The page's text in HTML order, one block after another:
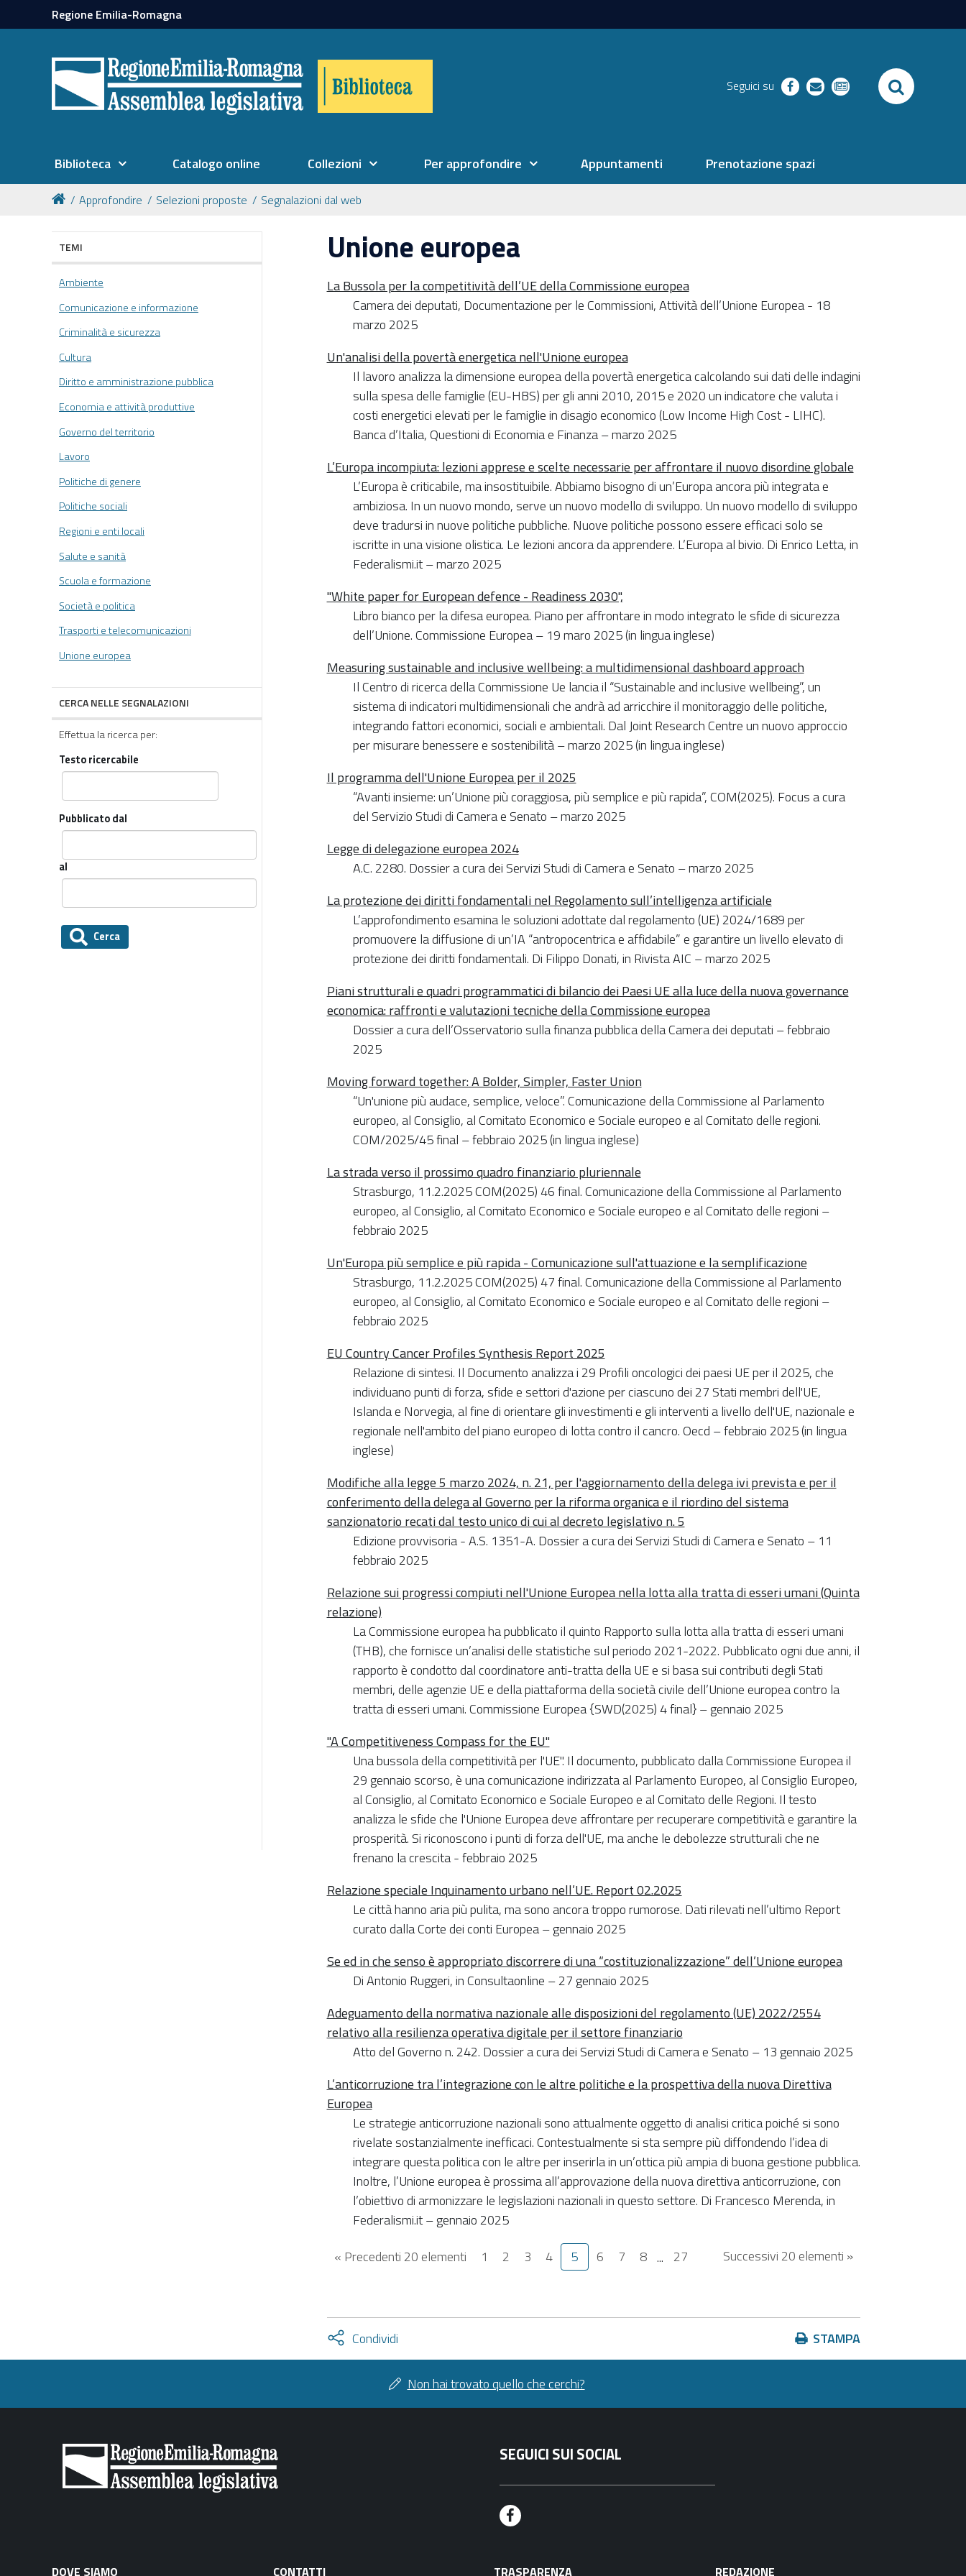
Regione Emilia-Romagna
Seguici su facebookrichiestenewsletter SEARCH
Biblioteca Catalogo online Collezioni Per approfondire Appuntamenti Prenotazione spazi
Approfondire Selezioni proposte Segnalazioni dal web
Unione europea
La Bussola per la competitività dell’UE della Commissione europea
Camera dei deputati, Documentazione per le Commissioni, Attività dell’Unione Europea - 18
marzo 2025
Un'analisi della povertà energetica nell'Unione europea
Il lavoro analizza la dimensione europea della povertà energetica calcolando sui dati delle indagini
sulla spesa delle famiglie (EU-HBS) per gli anni 2010, 2015 e 2020 un indicatore che valuta i
costi energetici elevati per le famiglie in disagio economico (Low Income High Cost - LIHC).
Banca d’Italia, Questioni di Economia e Finanza – marzo 2025
L’Europa incompiuta: lezioni apprese e scelte necessarie per affrontare il nuovo disordine globale
L’Europa è criticabile, ma insostituibile. Abbiamo bisogno di un’Europa ancora più integrata e
ambiziosa. In un nuovo mondo, serve un nuovo modello di sviluppo. Un nuovo modello di sviluppo
deve tradursi in nuove politiche pubbliche. Nuove politiche possono essere efficaci solo se
iscritte in una visione olistica. Le lezioni ancora da apprendere. L’Europa al bivio. Di Enrico Letta, in
Federalismi.it – marzo 2025
"White paper for European defence - Readiness 2030",
Libro bianco per la difesa europea. Piano per affrontare in modo integrato le sfide di sicurezza
dell’Unione. Commissione Europea – 19 maro 2025 (in lingua inglese)
Measuring sustainable and inclusive wellbeing: a multidimensional dashboard approach
Il Centro di ricerca della Commissione Ue lancia il “Sustainable and inclusive wellbeing”, un
sistema di indicatori multidimensionali che andrà ad arricchire il monitoraggio delle politiche,
integrando fattori economici, sociali e ambientali. Dal Joint Research Centre un nuovo approccio
per misurare benessere e sostenibilità – marzo 2025 (in lingua inglese)
Il programma dell'Unione Europea per il 2025
“Avanti insieme: un’Unione più coraggiosa, più semplice e più rapida”, COM(2025). Focus a cura
del Servizio Studi di Camera e Senato – marzo 2025
Legge di delegazione europea 2024
A.C. 2280. Dossier a cura dei Servizi Studi di Camera e Senato – marzo 2025
La protezione dei diritti fondamentali nel Regolamento sull’intelligenza artificiale
L’approfondimento esamina le soluzioni adottate dal regolamento (UE) 2024/1689 per
promuovere la diffusione di un’IA “antropocentrica e affidabile” e garantire un livello elevato di
protezione dei diritti fondamentali. Di Filippo Donati, in Rivista AIC – marzo 2025
Piani strutturali e quadri programmatici di bilancio dei Paesi UE alla luce della nuova governance
economica: raffronti e valutazioni tecniche della Commissione europea
Dossier a cura dell’Osservatorio sulla finanza pubblica della Camera dei deputati – febbraio
2025
Moving forward together: A Bolder, Simpler, Faster Union
“Un'unione più audace, semplice, veloce”. Comunicazione della Commissione al Parlamento
europeo, al Consiglio, al Comitato Economico e Sociale europeo e al Comitato delle regioni.
COM/2025/45 final – febbraio 2025 (in lingua inglese)
La strada verso il prossimo quadro finanziario pluriennale
Strasburgo, 11.2.2025 COM(2025) 46 final. Comunicazione della Commissione al Parlamento
europeo, al Consiglio, al Comitato Economico e Sociale europeo e al Comitato delle regioni –
febbraio 2025
Un'Europa più semplice e più rapida - Comunicazione sull'attuazione e la semplificazione
Strasburgo, 11.2.2025 COM(2025) 47 final. Comunicazione della Commissione al Parlamento
europeo, al Consiglio, al Comitato Economico e Sociale europeo e al Comitato delle regioni –
febbraio 2025
EU Country Cancer Profiles Synthesis Report 2025
Relazione di sintesi. Il Documento analizza i 29 Profili oncologici dei paesi UE per il 2025, che
individuano punti di forza, sfide e settori d'azione per ciascuno dei 27 Stati membri dell'UE,
Islanda e Norvegia, al fine di orientare gli investimenti e gli interventi a livello dell'UE, nazionale e
regionale nell'ambito del piano europeo di lotta contro il cancro. Oecd – febbraio 2025 (in lingua
inglese)
Modifiche alla legge 5 marzo 2024, n. 21, per l'aggiornamento della delega ivi prevista e per il
conferimento della delega al Governo per la riforma organica e il riordino del sistema
sanzionatorio recati dal testo unico di cui al decreto legislativo n. 5
Edizione provvisoria - A.S. 1351-A. Dossier a cura dei Servizi Studi di Camera e Senato – 11
febbraio 2025
Relazione sui progressi compiuti nell'Unione Europea nella lotta alla tratta di esseri umani (Quinta
relazione)
La Commissione europea ha pubblicato il quinto Rapporto sulla lotta alla tratta di esseri umani
(THB), che fornisce un’analisi delle statistiche sul periodo 2021-2022. Pubblicato ogni due anni, il
rapporto è condotto dal coordinatore anti-tratta della UE e si basa sui contributi degli Stati
membri, delle agenzie UE e della piattaforma della società civile dell’Unione europea contro la
tratta di esseri umani. Commissione Europea {SWD(2025) 4 final} – gennaio 2025
"A Competitiveness Compass for the EU"
Una bussola della competitività per l'UE". Il documento, pubblicato dalla Commissione Europea il
29 gennaio scorso, è una comunicazione indirizzata al Parlamento Europeo, al Consiglio Europeo,
al Consiglio, al Comitato Economico e Sociale Europeo e al Comitato delle Regioni. Il testo
analizza le sfide che l'Unione Europea deve affrontare per recuperare competitività e garantire la
prosperità. Si riconoscono i punti di forza dell'UE, ma anche le debolezze strutturali che ne
frenano la crescita - febbraio 2025
Relazione speciale Inquinamento urbano nell’UE. Report 02.2025
Le città hanno aria più pulita, ma sono ancora troppo rumorose. Dati rilevati nell’ultimo Report
curato dalla Corte dei conti Europea – gennaio 2025
Se ed in che senso è appropriato discorrere di una “costituzionalizzazione” dell’Unione europea
Di Antonio Ruggeri, in Consultaonline – 27 gennaio 2025
Adeguamento della normativa nazionale alle disposizioni del regolamento (UE) 2022/2554
relativo alla resilienza operativa digitale per il settore finanziario
Atto del Governo n. 242. Dossier a cura dei Servizi Studi di Camera e Senato – 13 gennaio 2025
L’anticorruzione tra l’integrazione con le altre politiche e la prospettiva della nuova Direttiva
Europea
Le strategie anticorruzione nazionali sono attualmente oggetto di analisi critica poiché si sono
rivelate sostanzialmente inefficaci. Contestualmente si sta sempre più diffondendo l’idea di
integrare questa politica con le altre per inserirla in un’ottica più ampia di buona gestione pubblica.
Inoltre, l’Unione europea è prossima all’approvazione della nuova direttiva anticorruzione, con
l’obiettivo di armonizzare le legislazioni nazionali in questo settore. Di Francesco Merenda, in
Federalismi.it – gennaio 2025
« Precedenti 20 elementi
Successivi 20 elementi »
1 2 3 4 5 6 7 8 ... 27
Azioni
sul
STAMPA
Condividi
facebook
twitter
Attiva
condividi
TEMI
Ambiente
Comunicazione e informazione
Criminalità e sicurezza
Cultura
Diritto e amministrazione pubblica
Economia e attività produttive
Governo del territorio
Lavoro
Politiche di genere
Politiche sociali
Regioni e enti locali
Salute e sanità
Scuola e formazione
Società e politica
Trasporti e telecomunicazioni
Unione europea
CERCA NELLE SEGNALAZIONI
Effettua la ricerca per:
Testo ricercabile
Pubblicato dal
al
Non hai trovato quello che cerchi?
SEGUICI SUI SOCIAL
F
DOVE SIAMO CONTATTI TRASPARENZA REDAZIONE